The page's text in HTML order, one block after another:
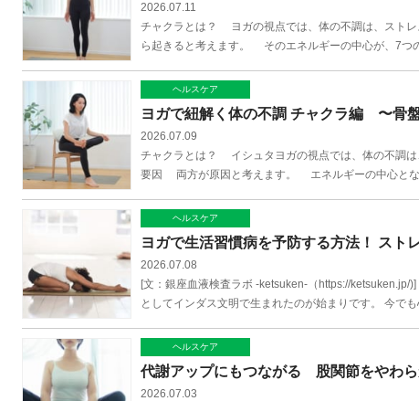
2026.07.11
チャクラとは？ ヨガの視点では、体の不調は、スト
ら起きると考えます。 そのエネルギーの中心が、7
ヘルスケア
ヨガで紐解く体の不調 チャクラ編 〜骨
2026.07.09
チャクラとは？ イシュタヨガの視点では、体の不調
要因 両方が原因と考えます。 エネルギーの中心と
ヘルスケア
ヨガで生活習慣病を予防する方法！ スト
2026.07.08
[文：銀座血液検査ラボ -ketsuken-（https://
としてインダス文明で生まれたのが始まりです。 今で
ヘルスケア
代謝アップにもつながる 股関節をやわ
2026.07.03